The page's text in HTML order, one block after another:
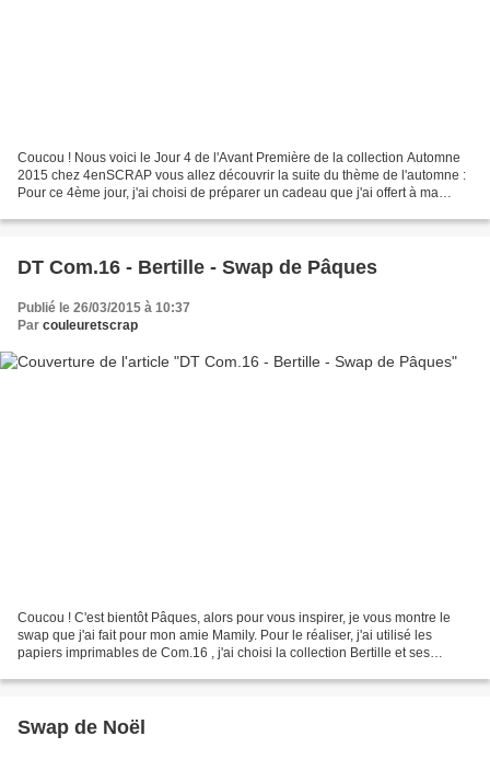
Coucou ! Nous voici le Jour 4 de l'Avant Première de la collection Automne
2015 chez 4enSCRAP vous allez découvrir la suite du thème de l'automne :
Pour ce 4ème jour, j'ai choisi de préparer un cadeau que j'ai offert à ma
DT Com.16 - Bertille - Swap de Pâques
Publié le 26/03/2015 à 10:37
Par couleuretscrap
Coucou ! C'est bientôt Pâques, alors pour vous inspirer, je vous montre le
swap que j'ai fait pour mon amie Mamily. Pour le réaliser, j'ai utilisé les
papiers imprimables de Com.16 , j'ai choisi la collection Bertille et ses
Swap de Noël